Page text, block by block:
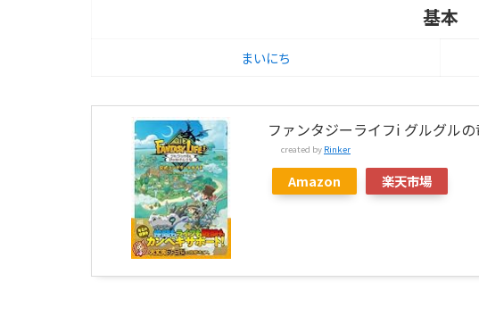
基本
まいにち
ファンタジーライフi グルグル
created by Rinker
Amazon 楽天市場